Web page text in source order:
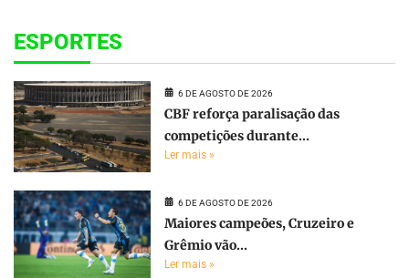
ESPORTES
6 DE AGOSTO DE 2026
CBF reforça paralisação das
competições durante...
Ler mais »
6 DE AGOSTO DE 2026
Maiores campeões, Cruzeiro e
Grêmio vão...
Ler mais »